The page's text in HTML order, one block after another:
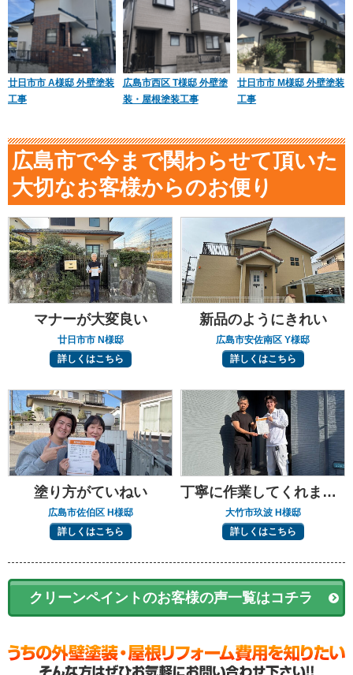
廿日市市 A様邸 外壁塗装
工事
広島市西区 T様邸 外壁塗
装・屋根塗装工事
廿日市市 M様邸 外壁塗装
工事
広島市で今まで関わらせて頂いた
大切なお客様からのお便り
マナーが大変良い
廿日市市 N様邸
詳しくはこちら
新品のようにきれい
広島市安佐南区 Y様邸
詳しくはこちら
塗り方がていねい
広島市佐伯区 H様邸
詳しくはこちら
丁寧に作業してくれました
大竹市玖波 H様邸
詳しくはこちら
クリーンペイントのお客様の声一覧はコチラ